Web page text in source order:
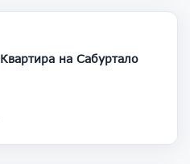
235 000
Продается 4 комнатная Квартира на Сабуртало